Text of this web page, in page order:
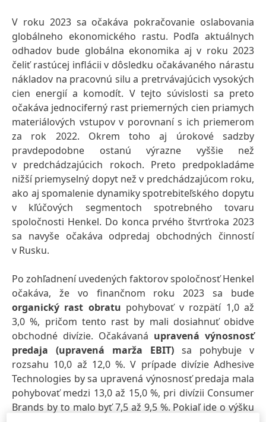
V roku 2023 sa očakáva pokračovanie oslabovania
globálneho ekonomického rastu. Podľa aktuálnych
odhadov bude globálna ekonomika aj v roku 2023
čeliť rastúcej inflácii v dôsledku očakávaného nárastu
nákladov na pracovnú silu a pretrvávajúcich vysokých
cien energií a komodít. V tejto súvislosti sa preto
očakáva jednociferný rast priemerných cien priamych
materiálových vstupov v porovnaní s ich priemerom
za rok 2022. Okrem toho aj úrokové sadzby
pravdepodobne ostanú výrazne vyššie než
v predchádzajúcich rokoch. Preto predpokladáme
nižší priemyselný dopyt než v predchádzajúcom roku,
ako aj spomalenie dynamiky spotrebiteľského dopytu
v kľúčových segmentoch spotrebného tovaru
spoločnosti Henkel. Do konca prvého štvrťroka 2023
sa navyše očakáva odpredaj obchodných činností
v Rusku.
Po zohľadnení uvedených faktorov spoločnosť Henkel
očakáva, že vo finančnom roku 2023 sa bude
organický rast obratu pohybovať v rozpätí 1,0 až
3,0 %, pričom tento rast by mali dosiahnuť obidve
obchodné divízie. Očakávaná upravená výnosnosť
predaja (upravená marža EBIT) sa pohybuje v
rozsahu 10,0 až 12,0 %. V prípade divízie Adhesive
Technologies by sa upravená výnosnosť predaja mala
pohybovať medzi 13,0 až 15,0 %, pri divízii Consumer
Brands by to malo byť 7,5 až 9,5 %. Pokiaľ ide o výšku